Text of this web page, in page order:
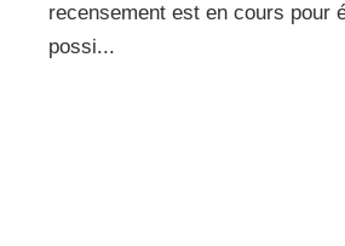
recensement est en cours pour
possi...